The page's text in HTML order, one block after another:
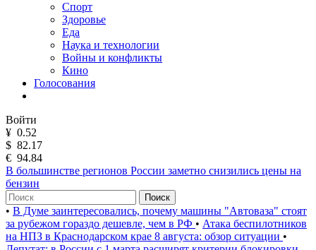
Спорт
Здоровье
Еда
Наука и технологии
Войны и конфликты
Кино
Голосования
Войти
¥ 0.52
$ 82.17
€ 94.84
В большинстве регионов России заметно снизились цены на
бензин
Поиск
• В Думе заинтересовались, почему машины "Автоваза" стоят
за рубежом гораздо дешевле, чем в РФ • Атака беспилотников
на НПЗ в Краснодарском крае 8 августа: обзор ситуации •